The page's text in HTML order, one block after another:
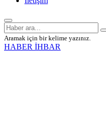
Aramak için bir kelime yazınız.
HABER İHBAR